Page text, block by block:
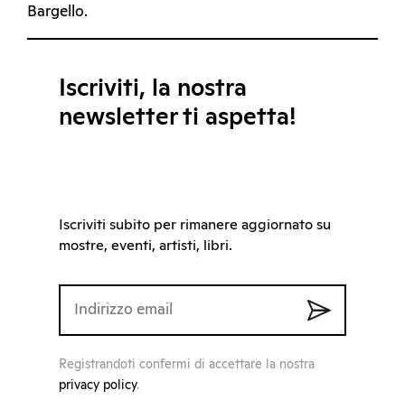
Bargello.
Iscriviti, la nostra
newsletter ti aspetta!
Iscriviti subito per rimanere aggiornato su
mostre, eventi, artisti, libri.
Registrandoti confermi di accettare la nostra
privacy policy.